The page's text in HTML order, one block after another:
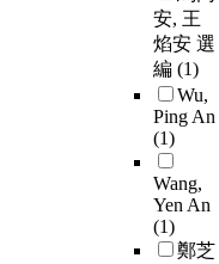
安, 王
焰安 選
編 (1)
Wu,
Ping An
(1)
Wang,
Yen An
(1)
鄭芝